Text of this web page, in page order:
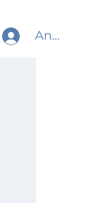
Anmelden